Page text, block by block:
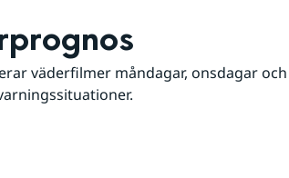
väderfilmer måndagar, onsdagar